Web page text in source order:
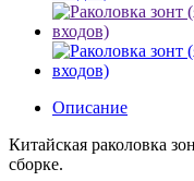
Описание
Китайская раколовка
сборке.